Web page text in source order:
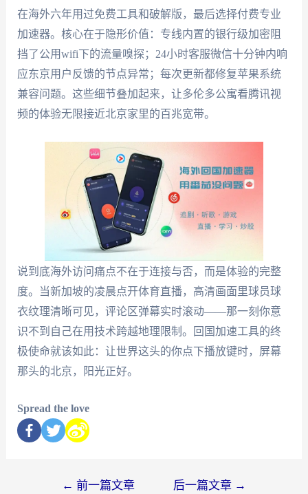
在海外六年用过免费工具和破解版，最后选择付费专业
加速器。核心在于隐形价值：专线内置的银行级加密阻
挡了公用wifi下的流量嗅探；24小时客服微信十分钟内响
应东京用户反馈的节点异常；每次更新都修复苹果系统
兼容问题。这些细节叠加起来，让多伦多公寓看腾讯视
频的体验无限接近北京家里的百兆宽带。
说到底海外访问痛点不在于连接与否，而是体验的完整
度。当新加坡的凌晨点开体育直播，高清画面里球员球
衣纹理清晰可见，评论区弹幕实时滚动——那一刻你意
识不到自己在用技术跨越地理限制。回国加速工具的终
极使命就该如此：让世界这头的你点下播放键时，屏幕
那头的北京，阳光正好。
Spread the love
← 前一篇文章 后一篇文章 →